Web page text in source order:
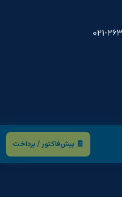
🧾 پیش‌فاکتور / پرداخت